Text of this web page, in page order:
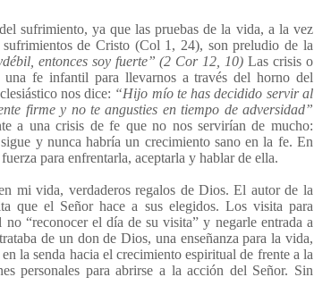
sufrimiento, ya que las pruebas de la vida, a la vez
de Cristo (Col 1, 24), son preludio de la
entonces soy fuerte” (2 Cor 12, 10)Las crisis o
fe infantil para llevarnos a través del horno del
nos dice: “Hijo mío te has decidido servir al
firme y no te angusties en tiempo de adversidad”
a una crisis de fe que no nos servirían de mucho:
y nunca habría un crecimiento sano en la fe. En
para enfrentarla, aceptarla y hablar de ella.
mi vida, verdaderos regalos de Dios. El autor de la
que el Señor hace a sus elegidos. Los visita para
“reconocer el día de su visita” y negarle entrada a
de un don de Dios, una enseñanza para la vida,
la senda hacia el crecimiento espiritual de frente a la
personales para abrirse a la acción del Señor. Sin